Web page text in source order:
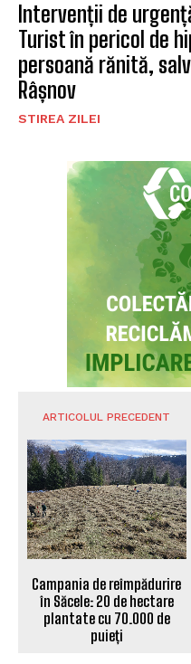
Intervenții de
Turist în pericol de
persoană rănită,
Râșnov
STIREA ZILEI
ARTICOLUL PRECEDENT
Campania de reîmpădurire
în Săcele: 20 de hectare
plantate cu 70.000 de
puieți